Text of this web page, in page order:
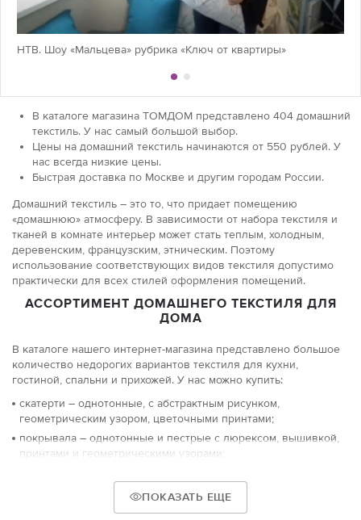
НТВ. Шоу «Мальцева» рубрика «Ключ от квартиры»
В каталоге магазина ТОМДОМ представлено 404 домашний
текстиль. У нас самый большой выбор.
Цены на домашний текстиль начинаются от 550 рублей. У
нас всегда низкие цены.
Быстрая доставка по Москве и другим городам России.
Домашний текстиль – это то, что придает помещению
«домашнюю» атмосферу. В зависимости от набора текстиля и
тканей в комнате интерьер может стать теплым, холодным,
деревенским, французским, этническим. Поэтому
использование соответствующих видов текстиля допустимо
практически для всех стилей оформления помещений.
АССОРТИМЕНТ ДОМАШНЕГО ТЕКСТИЛЯ ДЛЯ
ДОМА
В каталоге нашего интернет-магазина представлено большое
количество недорогих вариантов текстиля для кухни,
гостиной, спальни и прихожей. У нас можно купить:
скатерти – однотонные, с абстрактным рисунком,
геометрическим узором, цветочными принтами;
покрывала – однотонные и пестрые с люрексом, вышивкой,
принтами и геометрическими узорами;
ПОКАЗАТЬ ЕЩЕ